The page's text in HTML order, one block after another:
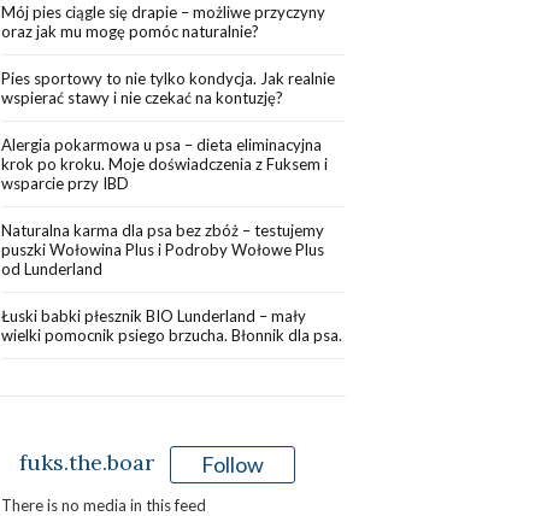
Mój pies ciągle się drapie – możliwe przyczyny
oraz jak mu mogę pomóc naturalnie?
Pies sportowy to nie tylko kondycja. Jak realnie
wspierać stawy i nie czekać na kontuzję?
Alergia pokarmowa u psa – dieta eliminacyjna
krok po kroku. Moje doświadczenia z Fuksem i
wsparcie przy IBD
Naturalna karma dla psa bez zbóż – testujemy
puszki Wołowina Plus i Podroby Wołowe Plus
od Lunderland
Łuski babki płesznik BIO Lunderland – mały
wielki pomocnik psiego brzucha. Błonnik dla psa.
fuks.the.boar Follow
There is no media in this feed